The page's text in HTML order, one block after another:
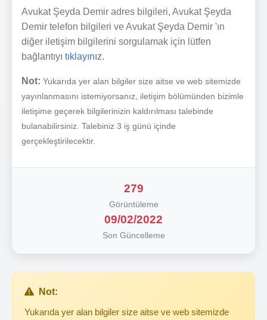
Avukat Şeyda Demir adres bilgileri, Avukat Şeyda
Demir telefon bilgileri ve Avukat Şeyda Demir 'ın
diğer iletişim bilgilerini sorgulamak için lütfen
bağlantıyı tıklayınız.
Not: Yukarıda yer alan bilgiler size aitse ve web sitemizde
yayınlanmasını istemiyorsanız, iletişim bölümünden bizimle
iletişime geçerek bilgilerinizin kaldırılması talebinde
bulanabilirsiniz. Talebiniz 3 iş günü içinde
gerçekleştirilecektir.
279
Görüntüleme
09/02/2022
Son Güncelleme
Not:
Yukarıda yer alan bilgiler size aitse ve web sitemizde